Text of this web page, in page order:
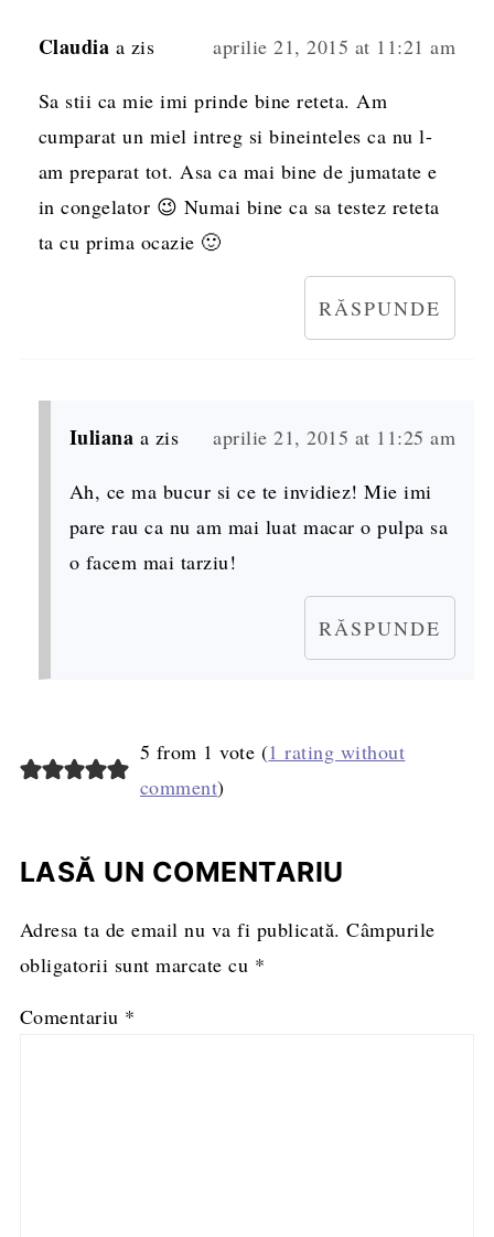
Claudia a zis aprilie 21, 2015 at 11:21 am
Sa stii ca mie imi prinde bine reteta. Am
cumparat un miel intreg si bineinteles ca nu l-
am preparat tot. Asa ca mai bine de jumatate e
in congelator 😉 Numai bine ca sa testez reteta
ta cu prima ocazie 🙂
RĂSPUNDE
Iuliana a zis aprilie 21, 2015 at 11:25 am
Ah, ce ma bucur si ce te invidiez! Mie imi
pare rau ca nu am mai luat macar o pulpa sa
o facem mai tarziu!
RĂSPUNDE
5 from 1 vote (1 rating without
comment)
LASĂ UN COMENTARIU
Adresa ta de email nu va fi publicată. Câmpurile
obligatorii sunt marcate cu *
Comentariu *